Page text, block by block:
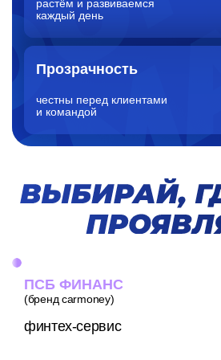
растём и развиваемся
каждый день
Прозрачность
честны перед клиентами
и командой
Выбирай, где себя проявлять
ПСБ ФИНАНС
(бренд carmoney)
финтех-сервис